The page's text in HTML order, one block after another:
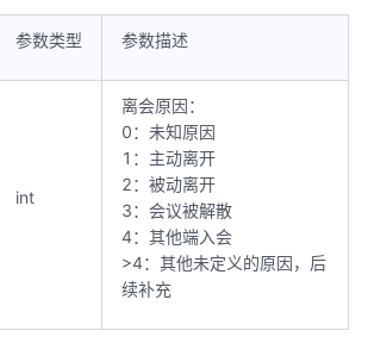
参数类型 参数描述
int
离会原因：
0：未知原因
1：主动离开
2：被动离开
3：会议被解散
4：其他端入会
>4：其他未定义的原因，后
续补充